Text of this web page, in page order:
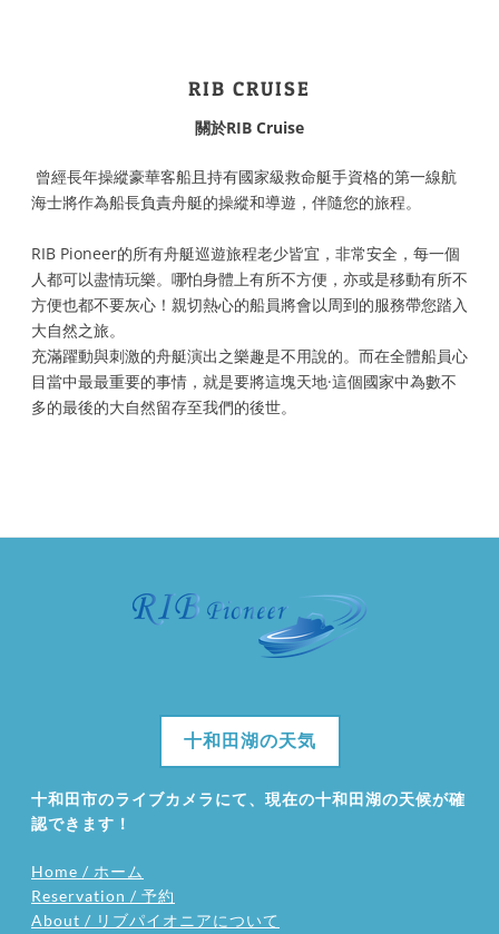
RIB CRUISE
關於RIB Cruise
曾經長年操縱豪華客船且持有國家級救命艇手資格的第一線航
海士將作為船長負責舟艇的操縱和導遊，伴隨您的旅程。
RIB Pioneer的所有舟艇巡遊旅程老少皆宜，非常安全，每一個
人都可以盡情玩樂。哪怕身體上有所不方便，亦或是移動有所不
方便也都不要灰心！親切熱心的船員將會以周到的服務帶您踏入
大自然之旅。
充滿躍動與刺激的舟艇演出之樂趣是不用說的。而在全體船員心
目當中最最重要的事情，就是要將這塊天地·這個國家中為數不
多的最後的大自然留存至我們的後世。
十和田湖の天気
十和田市のライブカメラにて、現在の十和田湖の天候が確
認できます！
Home / ホーム
Reservation / 予約
About / リブパイオニアについて